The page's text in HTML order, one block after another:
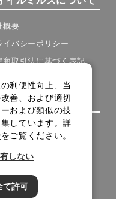
概要
イバシーポリシー
商取引法に基づく表記
他
い合わせ
マガアーカイブ
トマップ
利便性向上、当
善、および適切
および類似の技
しています。詳
をご覧ください。
しない
て許可